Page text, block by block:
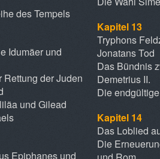
des Tempels
Idumäer und
Rettung der Juden
und Gilead
Epiphanes und
Kapitel 13
Tryphons
Jonatans Tod
Das Bündnis
Demetrius II.
Die
Kapitel 14
Das Loblied
Die